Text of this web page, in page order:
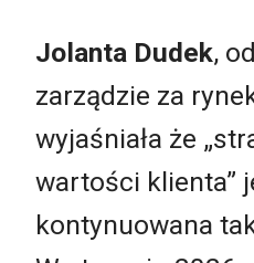
Jolanta Dudek,
zarządzie za
wyjaśniała że
wartości klienta”
kontynuowana